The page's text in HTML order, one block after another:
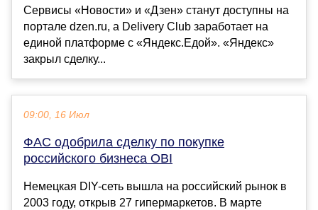
Сервисы «Новости» и «Дзен» станут доступны на
портале dzen.ru, а Delivery Club заработает на
единой платформе с «Яндекс.Едой». «Яндекс»
закрыл сделку...
09:00, 16 Июл
ФАС одобрила сделку по покупке
российского бизнеса OBI
Немецкая DIY-сеть вышла на российский рынок в
2003 году, открыв 27 гипермаркетов. В марте